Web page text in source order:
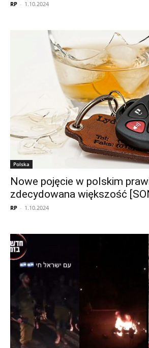
RP - 1.10.2024
Polska
Nowe pojęcie w polskim
zdecydowana większość
RP - 1.10.2024